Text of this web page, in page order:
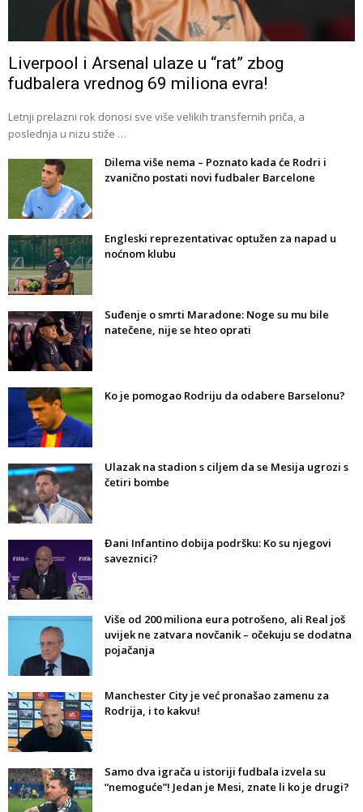
Liverpool i Arsenal ulaze u “rat” zbog
fudbalera vrednog 69 miliona evra!
Letnji prelazni rok donosi sve više velikih transfernih priča, a
poslednja u nizu stiže …
Dilema više nema – Poznato kada će Rodri i
zvanično postati novi fudbaler Barcelone
Engleski reprezentativac optužen za napad u
noćnom klubu
Suđenje o smrti Maradone: Noge su mu bile
natečene, nije se hteo oprati
Ko je pomogao Rodriju da odabere Barselonu?
Ulazak na stadion s ciljem da se Mesija ugrozi s
četiri bombe
Đani Infantino dobija podršku: Ko su njegovi
saveznici?
Više od 200 miliona eura potrošeno, ali Real još
uvijek ne zatvara novčanik – očekuju se dodatna
pojačanja
Manchester City je već pronašao zamenu za
Rodrija, i to kakvu!
Samo dva igrača u istoriji fudbala izvela su
“nemoguće”! Jedan je Mesi, znate li ko je drugi?